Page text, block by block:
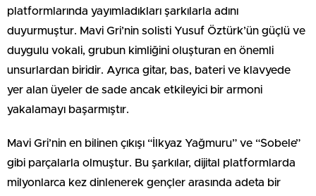
platformlarında yayımladıkları şarkılarla adını
duyurmuştur. Mavi Gri’nin solisti Yusuf Öztürk’ün güçlü ve
duygulu vokali, grubun kimliğini oluşturan en önemli
unsurlardan biridir. Ayrıca gitar, bas, bateri ve klavyede
yer alan üyeler de sade ancak etkileyici bir armoni
yakalamayı başarmıştır.
Mavi Gri’nin en bilinen çıkışı “İlkyaz Yağmuru” ve “Sobele”
gibi parçalarla olmuştur. Bu şarkılar, dijital platformlarda
milyonlarca kez dinlenerek gençler arasında adeta bir